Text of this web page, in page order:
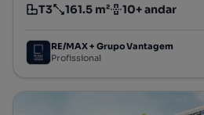
Tipologia
T3
Preço por metro quadrado
161.5 m²
Andar 10+ andar
RE/MAX + Grupo Vantagem
Profissional